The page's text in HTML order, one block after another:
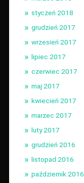
styczeń 2018
grudzień 2017
wrzesień 2017
lipiec 2017
czerwiec 2017
maj 2017
kwiecień 2017
marzec 2017
luty 2017
grudzień 2016
listopad 2016
październik 2016